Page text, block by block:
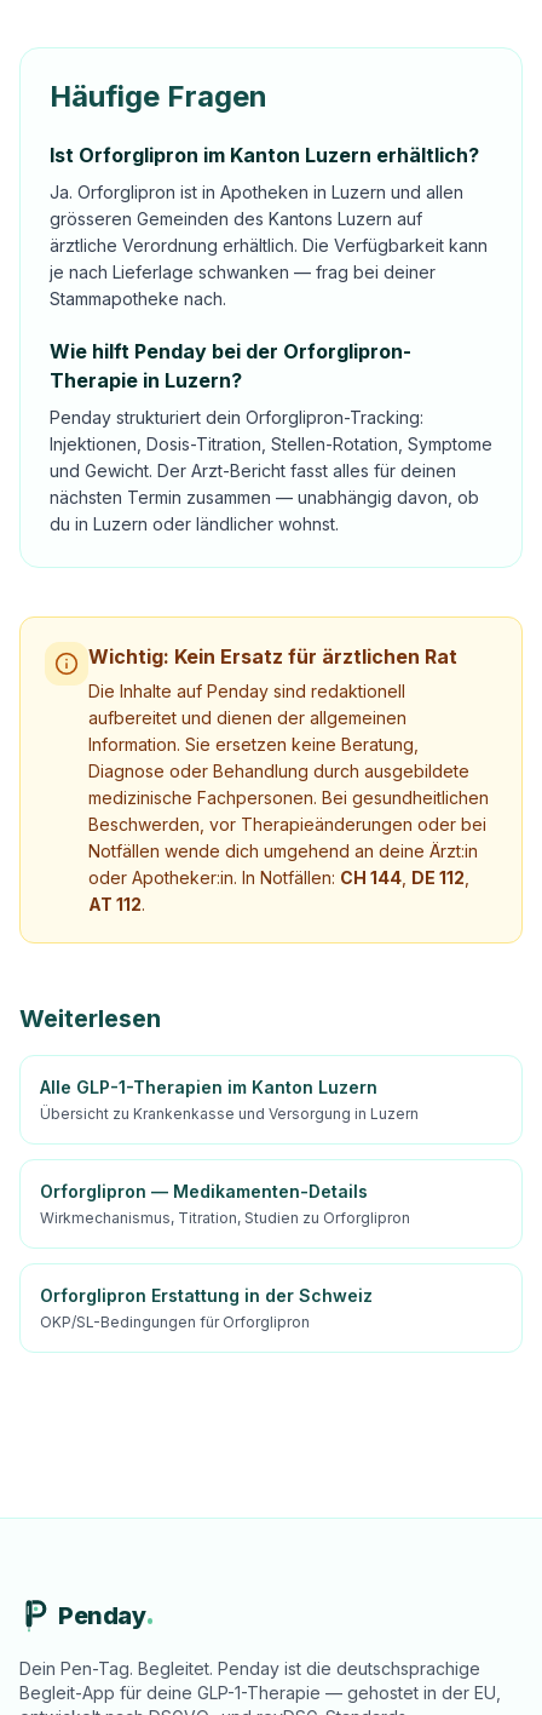
Häufige Fragen
Ist Orforglipron im Kanton Luzern erhältlich?
Ja. Orforglipron ist in Apotheken in Luzern und allen
grösseren Gemeinden des Kantons Luzern auf
ärztliche Verordnung erhältlich. Die Verfügbarkeit kann
je nach Lieferlage schwanken — frag bei deiner
Stammapotheke nach.
Wie hilft Penday bei der Orforglipron-
Therapie in Luzern?
Penday strukturiert dein Orforglipron-Tracking:
Injektionen, Dosis-Titration, Stellen-Rotation, Symptome
und Gewicht. Der Arzt-Bericht fasst alles für deinen
nächsten Termin zusammen — unabhängig davon, ob
du in Luzern oder ländlicher wohnst.
Wichtig: Kein Ersatz für ärztlichen Rat
Die Inhalte auf Penday sind redaktionell
aufbereitet und dienen der allgemeinen
Information. Sie ersetzen keine Beratung,
Diagnose oder Behandlung durch ausgebildete
medizinische Fachpersonen. Bei gesundheitlichen
Beschwerden, vor Therapieänderungen oder bei
Notfällen wende dich umgehend an deine Ärzt:in
oder Apotheker:in. In Notfällen: CH 144 DE 112
AT 112.
Weiterlesen
Alle GLP-1-Therapien im Kanton Luzern
Übersicht zu Krankenkasse und Versorgung in Luzern
Orforglipron — Medikamenten-Details
Wirkmechanismus, Titration, Studien zu Orforglipron
Orforglipron Erstattung in der Schweiz
OKP/SL-Bedingungen für Orforglipron
Penday
Dein Pen-Tag. Begleitet. Penday ist die deutschsprachige
Begleit-App für deine GLP-1-Therapie — gehostet in der EU,